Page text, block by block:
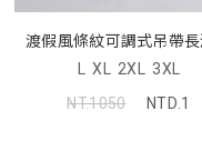
渡假風條紋可調式吊帶
L XL 2XL 3XL
NT.1050
NTD.1